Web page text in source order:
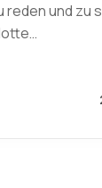
reden und zu